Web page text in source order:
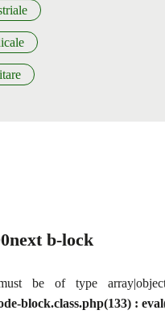
b-lock
be of type
block.class.php(133) :